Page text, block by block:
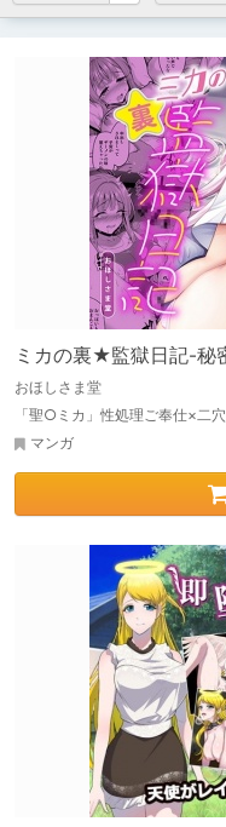
ミカの裏★監獄日記-秘
おほしさま堂
「聖○ミカ」性処理ご奉仕×二
マンガ